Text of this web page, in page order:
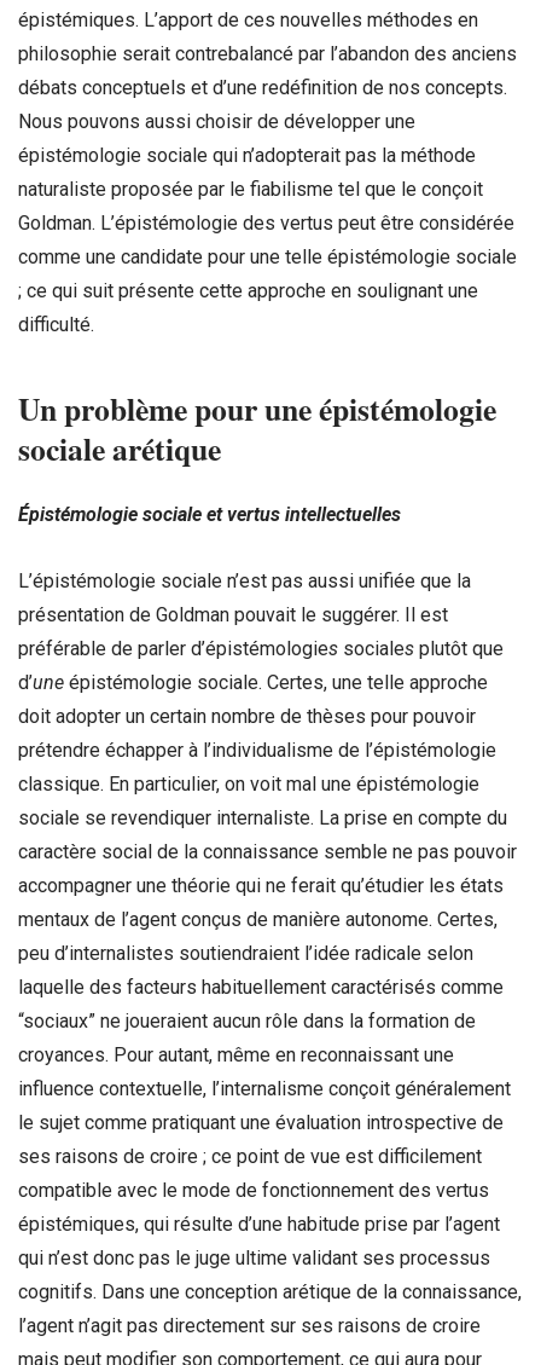
épistémiques. L’apport de ces nouvelles méthodes en
philosophie serait contrebalancé par l’abandon des anciens
débats conceptuels et d’une redéfinition de nos concepts.
Nous pouvons aussi choisir de développer une
épistémologie sociale qui n’adopterait pas la méthode
naturaliste proposée par le fiabilisme tel que le conçoit
Goldman. L’épistémologie des vertus peut être considérée
comme une candidate pour une telle épistémologie sociale
; ce qui suit présente cette approche en soulignant une
difficulté.
Un problème pour uneépistémologie
sociale arétique
Épistémologie sociale et vertus intellectuelles
L’épistémologie sociale n’est pas aussi unifiée que la
présentation de Goldman pouvait le suggérer. Il est
préférable de parler d’épistémologies sociales plutôt que
d’une épistémologie sociale. Certes, une telle approche
doit adopter un certain nombre de thèses pour pouvoir
prétendre échapper à l’individualisme de l’épistémologie
classique. En particulier, on voit mal une épistémologie
sociale se revendiquer internaliste. La prise en compte du
caractère social de la connaissance semble ne pas pouvoir
accompagner une théorie qui ne ferait qu’étudier les états
mentaux de l’agent conçus de manière autonome. Certes,
peu d’internalistes soutiendraient l’idée radicale selon
laquelle des facteurs habituellement caractérisés comme
“sociaux” ne joueraient aucun rôle dans la formation de
croyances. Pour autant, même en reconnaissant une
influence contextuelle, l’internalisme conçoit généralement
le sujet comme pratiquant une évaluation introspective de
ses raisons de croire ; ce point de vue est difficilement
compatible avec le mode de fonctionnement des vertus
épistémiques, qui résulte d’une habitude prise par l’agent
qui n’est donc pas le juge ultime validant ses processus
cognitifs. Dans une conception arétique de la connaissance,
l’agent n’agit pas directement sur ses raisons de croire
mais peut modifier son comportement, ce qui aura pour